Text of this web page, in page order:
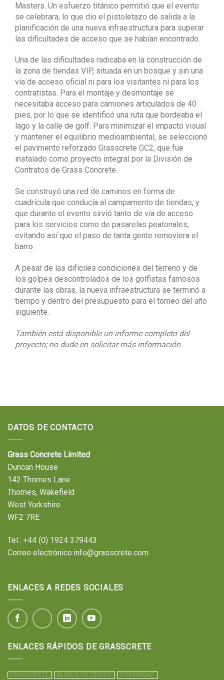
Masters. Un esfuerzo titánico permitió que el evento
se celebrara, lo que dio el pistoletazo de salida a la
planificación de una nueva infraestructura para superar
las dificultades de acceso que se habían encontrado.
Una de las dificultades radicaba en la construcción de
la zona de tiendas VIP, situada en un bosque y sin una
vía de acceso oficial ni para los visitantes ni para los
contratistas. Para el montaje y desmontaje se
necesitaba acceso para camiones articulados de 40
pies, por lo que se identificó una ruta que bordeaba el
lago y la calle de golf. Para minimizar el impacto visual
y mantener el equilibrio medioambiental, se seleccionó
el pavimento reforzado Grasscrete GC2, que fue
instalado como proyecto integral por la División de
Contratos de Grass Concrete.
Se construyó una red de caminos en forma de
cuadrícula que conducía al campamento de tiendas, y
que durante el evento sirvió tanto de vía de acceso
para los servicios como de pasarelas peatonales,
evitando así que el paso de tanta gente removiera el
barro.
A pesar de las difíciles condiciones del terreno y de
los golpes descontrolados de los golfistas famosos
durante las obras, la nueva infraestructura se terminó a
tiempo y dentro del presupuesto para el torneo del año
siguiente.
También está disponible un informe completo del
proyecto; no dude en solicitar más información.
DATOS DE CONTACTO
Grass Concrete Limited
Duncan House
142 Thornes Lane
Thornes, Wakefield
West Yorkshire
WF2 7RE
Tel.: +44 (0) 1924 379443
Correo electrónico:info@grasscrete.com
ENLACES A REDES SOCIALES
ENLACES RÁPIDOS DE GRASSCRETE
GRASSCRETE BLOQUE DE CÉSPED GRASSROAD